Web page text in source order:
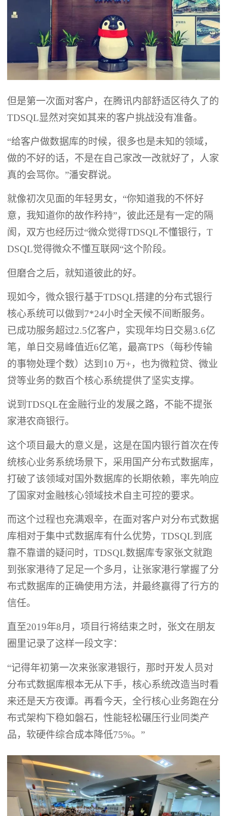
但是第一次面对客户，在腾讯内部舒适区待久了的
TDSQL显然对突如其来的客户挑战没有准备。
“给客户做数据库的时候，很多也是未知的领域，
做的不好的话，不是在自己家改一改就好了，人家
真的会骂你。”潘安群说。
就像初次见面的年轻男女，“你知道我的不怀好
意，我知道你的故作矜持”，彼此还是有一定的隔
阂，双方也经历过“微众觉得TDSQL不懂银行，T
DSQL觉得微众不懂互联网“这个阶段。
但磨合之后，就知道彼此的好。
现如今，微众银行基于TDSQL搭建的分布式银行
核心系统可以做到7*24小时全天候不间断服务。
已成功服务超过2.5亿客户，实现年均日交易3.6亿
笔，单日交易峰值近6亿笔，最高TPS（每秒传输
的事物处理个数）达到10 万+，也为微粒贷、微业
贷等业务的数百个核心系统提供了坚实支撑。
说到TDSQL在金融行业的发展之路，不能不提张
家港农商银行。
这个项目最大的意义是，这是在国内银行首次在传
统核心业务系统场景下，采用国产分布式数据库，
打破了该领域对国外数据库的长期依赖，率先响应
了国家对金融核心领域技术自主可控的要求。
而这个过程也充满艰辛，在面对客户对分布式数据
库相对于集中式数据库有什么优势，TDSQL到底
靠不靠谱的疑问时，TDSQL数据库专家张文就跑
到张家港待了足足一个多月，让张家港行掌握了分
布式数据库的正确使用方法，并最终赢得了行方的
信任。
直至2019年8月，项目行将结束之时，张文在朋友
圈里记录了这样一段文字：
“记得年初第一次来张家港银行，那时开发人员对
分布式数据库根本无从下手，核心系统改造当时看
来还是天方夜谭。再看今天，全行核心业务跑在分
布式架构下稳如磐石，性能轻松碾压行业同类产
品，软硬件综合成本降低75%。”